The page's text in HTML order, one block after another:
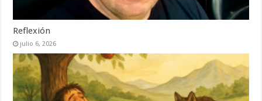
Reflexión
julio 6, 2026